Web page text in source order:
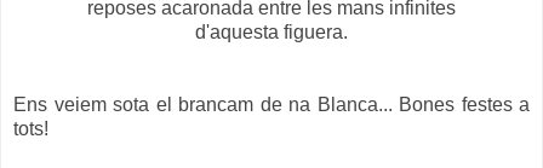
reposes acaronada entre les mans infinites
d'aquesta figuera.
Ens veiem sota el brancam de na Blanca... Bones festes a
tots!